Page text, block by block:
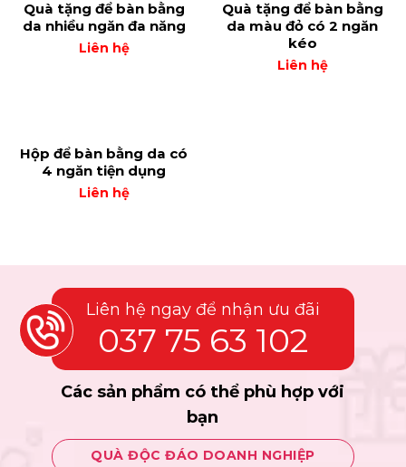
Quà tặng để bàn bằng
da nhiều ngăn đa năng
Liên hệ
Quà tặng để bàn bằng
da màu đỏ có 2 ngăn
kéo
Liên hệ
Hộp để bàn bằng da có
4 ngăn tiện dụng
Liên hệ
Liên hệ ngay để nhận ưu đãi
037 75 63 102
Các sản phẩm có thể phù hợp với
bạn
QUÀ ĐỘC ĐÁO DOANH NGHIỆP